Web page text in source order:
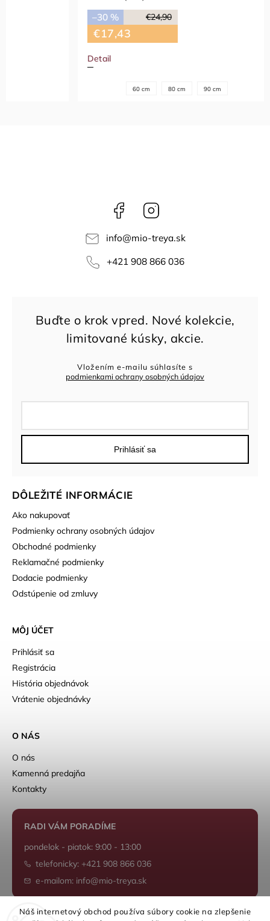
Náš internetový obchod používa súbory cookie na zlepšenie
€24,90
90 cm
Facebook
info@mio-treya.sk
+421 908 866 036
DÔLEŽITÉ INFORMÁCIE
Ako nakupovať
Podmienky ochrany osobných údajov
Obchodné podmienky
Reklamačné podmienky
Dodacie podmienky
Odstúpenie od zmluvy
MÔJ ÚČET
Prihlásiť sa
Registrácia
História objednávok
Vrátenie objednávky
Vložením e-mailu súhlasíte s
podmienkami ochrany osobných údajov
Prihlásiť sa
O NÁS
O nás
Kamenná predajňa
Kontakty
RADI VÁM PORADÍME
pondelok - piatok: 9:00 - 13:00
telefonicky: +421 908 866 036
e-mailom: info@mio-treya.sk